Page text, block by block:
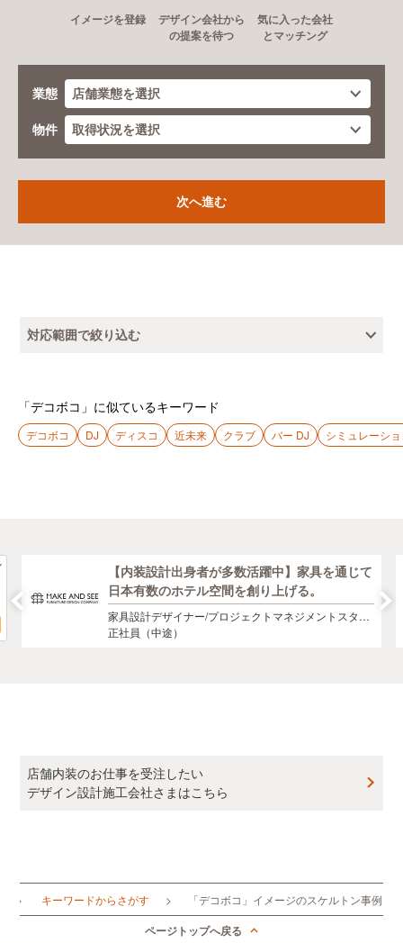
イメージを登録
デザイン会社から
の提案を待つ
気に入った会社
とマッチング
業態
物件
対応範囲で絞り込む
「デコボコ」に似ているキーワード
デコボコ DJ ディスコ 近未来 クラブ バー DJ シミュレーシ
【内装設計出身者が多数活躍中】家具を通じて
日本有数のホテル空間を創り上げる。
家具設計デザイナー/プロジェクトマネジメントスタッ
フ
正社員（中途）
店舗内装のお仕事を受注したい
デザイン設計施工会社さまはこちら
キーワードからさがす 「デコボコ」イメージのスケルトン事例
ページトップへ戻る